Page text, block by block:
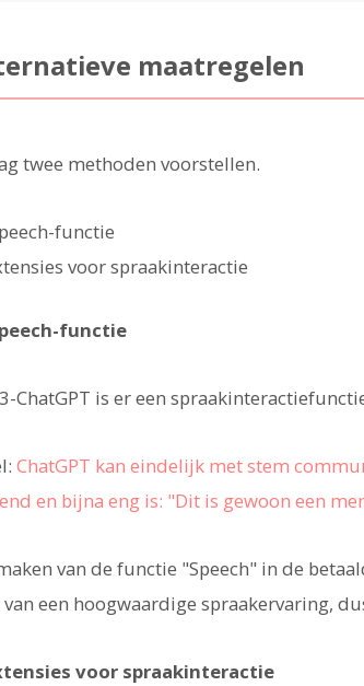
maatregelen
twee methoden voorstellen.
functie
voor spraakinteractie
functie
ChatGPT is er een
ChatGPT kan eindelijk met stem
en bijna eng is: "Dit is gewoon een
van de functie "Speech" in de
een hoogwaardige spraakervaring,
voor spraakinteractie